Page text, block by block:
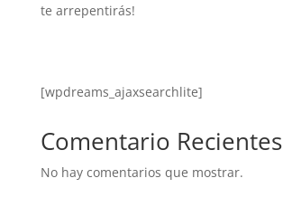
te arrepentirás!
[wpdreams_ajaxsearchlite]
Comentario Recientes
No hay comentarios que mostrar.